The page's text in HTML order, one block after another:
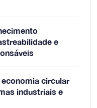
e
circular
industriais e